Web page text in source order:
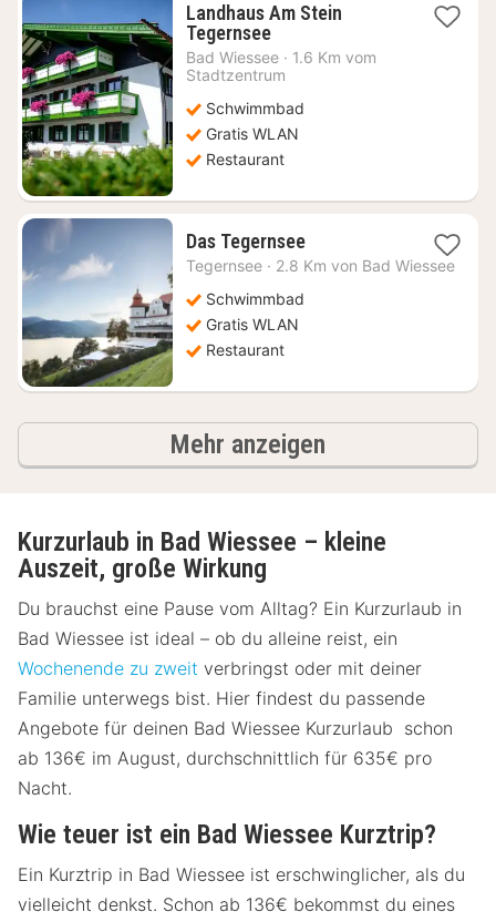
Landhaus Am Stein
Tegernsee1
Nacht
ab
€
Bad Wiessee · 1.6 Km vom
Stadtzentrum
Schwimmbad
Gratis WLAN
Restaurant
Das Tegernsee1
Nacht
Tegernsee · 2.8 Km von Bad Wiessee
Schwimmbad
Gratis WLAN
Restaurant
Mehr anzeigen
Kurzurlaub in Bad Wiessee – kleine
Auszeit, große Wirkung
Du brauchst eine Pause vom Alltag? Ein Kurzurlaub in
Bad Wiessee ist ideal – ob du alleine reist, ein
Wochenende zu zweit verbringst oder mit deiner
Familie unterwegs bist. Hier findest du passende
Angebote für deinen Bad Wiessee Kurzurlaub schon
ab 136€ im August, durchschnittlich für 635€ pro
Nacht.
Wie teuer ist ein Bad Wiessee Kurztrip?
Ein Kurztrip in Bad Wiessee ist erschwinglicher, als du
vielleicht denkst. Schon ab 136€ bekommst du eines